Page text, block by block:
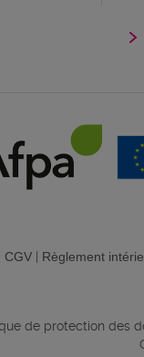
CGV Règlement
de protection des